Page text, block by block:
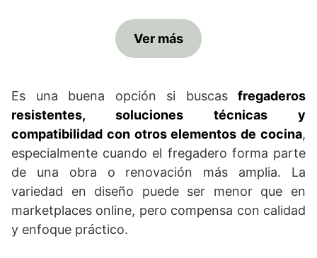
Ver más
Es una buena opción si buscas fregaderos
resistentes, soluciones técnicas y
compatibilidad con otros elementos de cocina,
especialmente cuando el fregadero forma parte
de una obra o renovación más amplia. La
variedad en diseño puede ser menor que en
marketplaces online, pero compensa con calidad
y enfoque práctico.